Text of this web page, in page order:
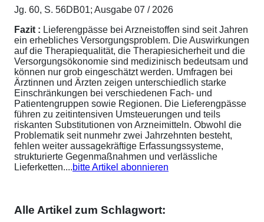
Jg. 60, S. 56DB01; Ausgabe 07 / 2026
Fazit : Lieferengpässe bei Arzneistoffen sind seit Jahren
ein erhebliches Versorgungsproblem. Die Auswirkungen
auf die Therapiequalität, die Therapiesicherheit und die
Versorgungsökonomie sind medizinisch bedeutsam und
können nur grob eingeschätzt werden. Umfragen bei
Ärztinnen und Ärzten zeigen unterschiedlich starke
Einschränkungen bei verschiedenen Fach- und
Patientengruppen sowie Regionen. Die Lieferengpässe
führen zu zeitintensiven Umsteuerungen und teils
riskanten Substitutionen von Arzneimitteln. Obwohl die
Problematik seit nunmehr zwei Jahrzehnten besteht,
fehlen weiter aussagekräftige Erfassungssysteme,
strukturierte Gegenmaßnahmen und verlässliche
Lieferketten....bitte Artikel abonnieren
Alle Artikel zum Schlagwort: